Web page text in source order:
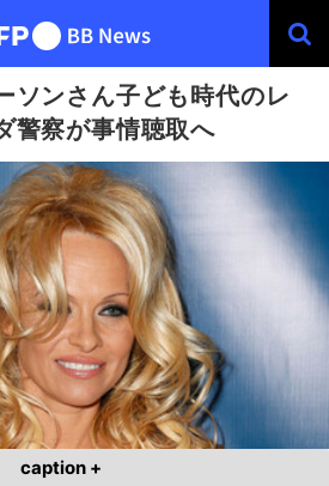
ソンさん子ども時代のレ
警察が事情聴取へ
caption +